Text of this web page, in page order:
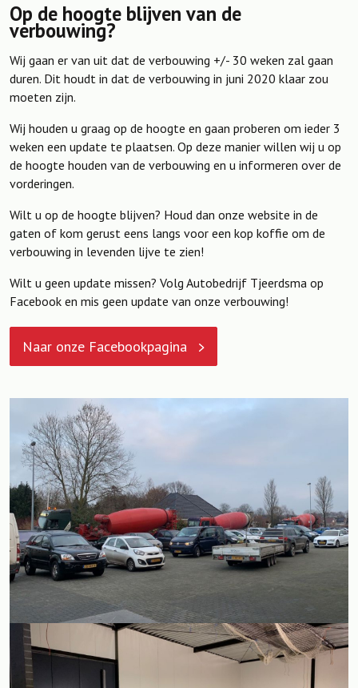
Op de hoogte blijven van de
verbouwing?
Wij gaan er van uit dat de verbouwing +/- 30 weken zal gaan
duren. Dit houdt in dat de verbouwing in juni 2020 klaar zou
moeten zijn.
Wij houden u graag op de hoogte en gaan proberen om ieder 3
weken een update te plaatsen. Op deze manier willen wij u op
de hoogte houden van de verbouwing en u informeren over de
vorderingen.
Wilt u op de hoogte blijven? Houd dan onze website in de
gaten of kom gerust eens langs voor een kop koffie om de
verbouwing in levenden lijve te zien!
Wilt u geen update missen? Volg Autobedrijf Tjeerdsma op
Facebook en mis geen update van onze verbouwing!
Naar onze Facebookpagina